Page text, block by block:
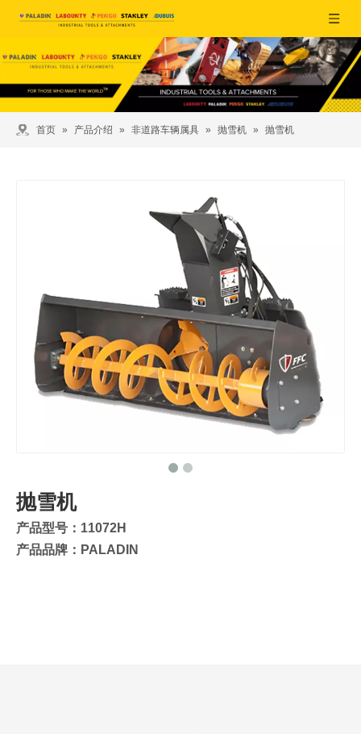
首页 » 产品介绍 » 非道路车辆属具 » 抛雪机 » 抛雪机
抛雪机
产品型号：11072H
产品品牌：PALADIN